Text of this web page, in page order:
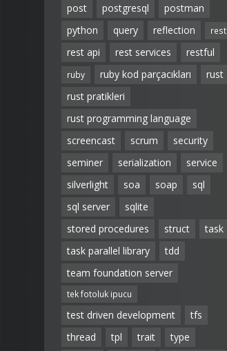
post
postgresql
postman
python
query reflection rest
rest api rest services restful
ruby ruby kod parçacıkları
rust
rust pratikleri
rust programming language
screencast
scrum
security
seminer
serialization
service
silverlight
soa soap
sql
sql server
sqlite
stored procedures
struct
task
task parallel library
tdd
team foundation server
tek fotoluk ipucu
test driven development
tfs
thread
tpl trait
type